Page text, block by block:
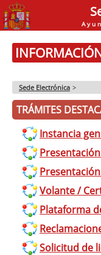
Sede Electrónica >
TRÁMITES
Instancia
Volante /
Plataforma
Solicitud de